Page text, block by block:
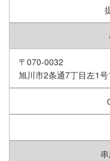
〒070-0032
旭川市2条通7丁目左1